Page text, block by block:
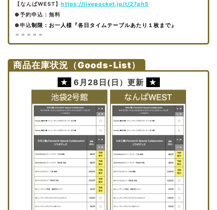
【なんばWEST】 https://livepocket.jp/t/27ph5
●予約申込：無料
●申込制限：お一人様『各日タイムテーブルあたり１枚まで』
＝＝＝＝＝
商品在庫状況（Goods-List）
★ 6月28日(日）更新 ★